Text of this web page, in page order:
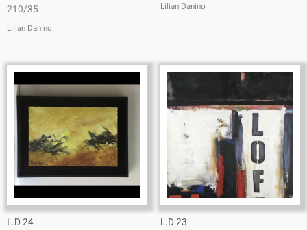
210/35
Lilian Danino
Lilian Danino
L.D 24
L.D 23